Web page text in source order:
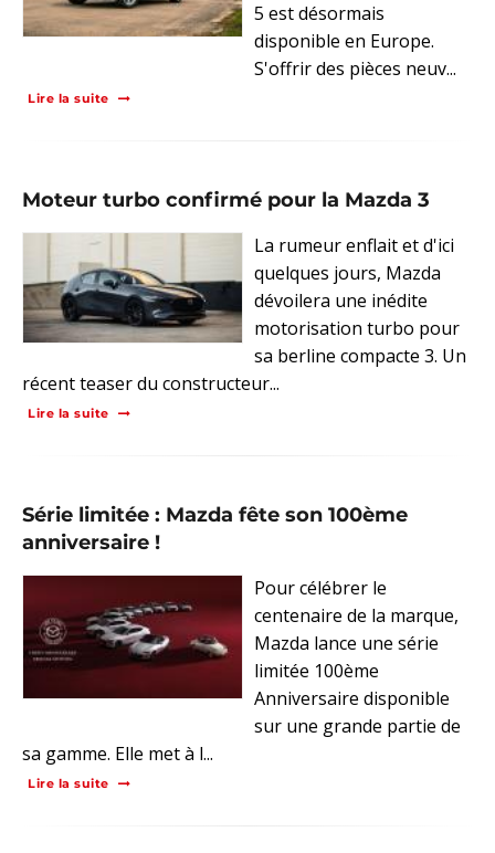
5 est désormais
disponible en Europe.
S'offrir des pièces neuv...
Lire la suite
Moteur turbo confirmé pour la Mazda 3
La rumeur enflait et d'ici
quelques jours, Mazda
dévoilera une inédite
motorisation turbo pour
sa berline compacte 3. Un
récent teaser du constructeur...
Lire la suite
Série limitée : Mazda fête son 100ème
anniversaire !
Pour célébrer le
centenaire de la marque,
Mazda lance une série
limitée 100ème
Anniversaire disponible
sur une grande partie de
sa gamme. Elle met à l...
Lire la suite